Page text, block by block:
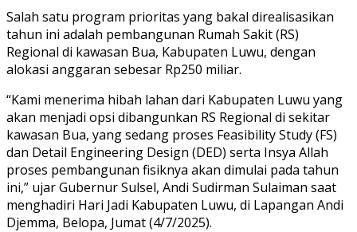
Salah satu program prioritas yang bakal direalisasikan
tahun ini adalah pembangunan Rumah Sakit (RS)
Regional di kawasan Bua, Kabupaten Luwu, dengan
alokasi anggaran sebesar Rp250 miliar.
“Kami menerima hibah lahan dari Kabupaten Luwu yang
akan menjadi opsi dibangunkan RS Regional di sekitar
kawasan Bua, yang sedang proses Feasibility Study (FS)
dan Detail Engineering Design (DED) serta Insya Allah
proses pembangunan fisiknya akan dimulai pada tahun
ini,” ujar Gubernur Sulsel, Andi Sudirman Sulaiman saat
menghadiri Hari Jadi Kabupaten Luwu, di Lapangan Andi
Djemma, Belopa, Jumat (4/7/2025).